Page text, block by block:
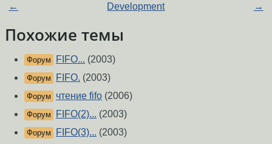
← Development →
Похожие темы
Форум FIFO... (2003)
Форум FIFO. (2003)
Форум чтение fifo (2006)
Форум FIFO(2)... (2003)
Форум FIFO(3)... (2003)